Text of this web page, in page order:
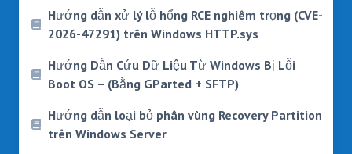
Hướng dẫn xử lý lỗ hổng RCE nghiêm trọng (CVE-
2026-47291) trên Windows HTTP.sys
Hướng Dẫn Cứu Dữ Liệu Từ Windows Bị Lỗi
Boot OS – (Bằng GParted + SFTP)
Hướng dẫn loại bỏ phân vùng Recovery Partition
trên Windows Server